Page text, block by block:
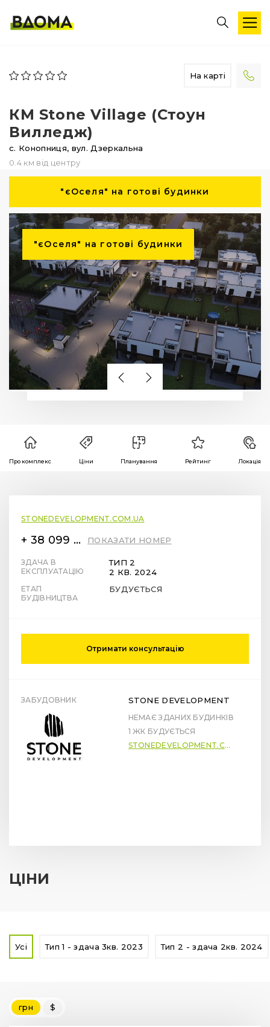
На карті
КМ Stone Village (Стоун
Вилледж)
с. Конопниця, вул. Дзеркальна
0.4 км від центру
"єОселя" на готові будинки
"єОселя" на готові будинки
Про комплекс Ціни Планування Рейтинг Локація
STONEDEVELOPMENT.COM.UA
+ 38 099 78 78 287 ПОКАЗАТИ НОМЕР
ЗДАЧА В
ЕКСПЛУАТАЦІЮ
ТИП 2
2 КВ. 2024
ЕТАП
БУДІВНИЦТВА
БУДУЄТЬСЯ
Отримати консультацію
ЗАБУДОВНИК STONE DEVELOPMENT
НЕМАЄ ЗДАНИХ БУДИНКІВ
1 ЖК БУДУЄТЬСЯ
STONEDEVELOPMENT.COM.UA
ЦІНИ
Усі Тип 1 - здача 3кв. 2023 Тип 2 - здача 2кв. 2024
грн $